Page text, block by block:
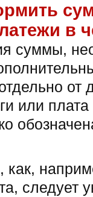
в
суммы,
от
или плата
следует